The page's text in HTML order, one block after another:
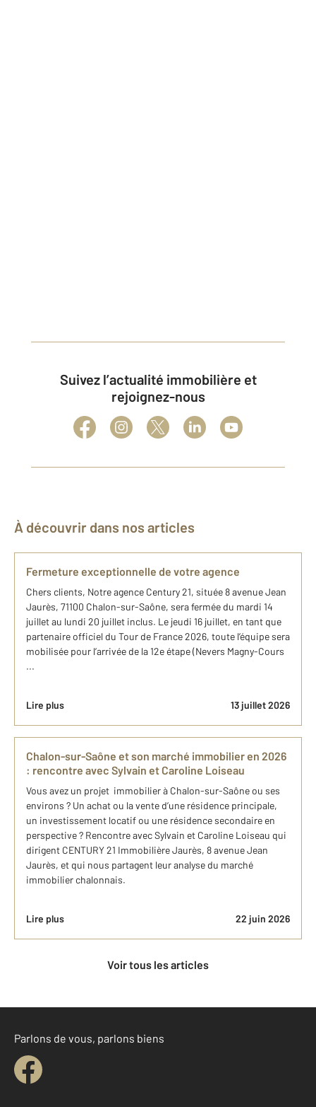
Suivez l’actualité immobilière et
rejoignez-nous
À découvrir dans nos articles
Fermeture exceptionnelle de votre agence
Chers clients, Notre agence Century 21, située 8 avenue Jean
Jaurès, 71100 Chalon-sur-Saône, sera fermée du mardi 14
juillet au lundi 20 juillet inclus. Le jeudi 16 juillet, en tant que
partenaire officiel du Tour de France 2026, toute l’équipe sera
mobilisée pour l’arrivée de la 12e étape (Nevers Magny-Cours
...
Lire plus 13 juillet 2026
Chalon-sur-Saône et son marché immobilier en 2026
: rencontre avec Sylvain et Caroline Loiseau
Vous avez un projet immobilier à Chalon-sur-Saône ou ses
environs ? Un achat ou la vente d’une résidence principale,
un investissement locatif ou une résidence secondaire en
perspective ? Rencontre avec Sylvain et Caroline Loiseau qui
dirigent CENTURY 21 Immobilière Jaurès, 8 avenue Jean
Jaurès, et qui nous partagent leur analyse du marché
immobilier chalonnais.
Lire plus 22 juin 2026
Voir tous les articles
Parlons de vous, parlons biens